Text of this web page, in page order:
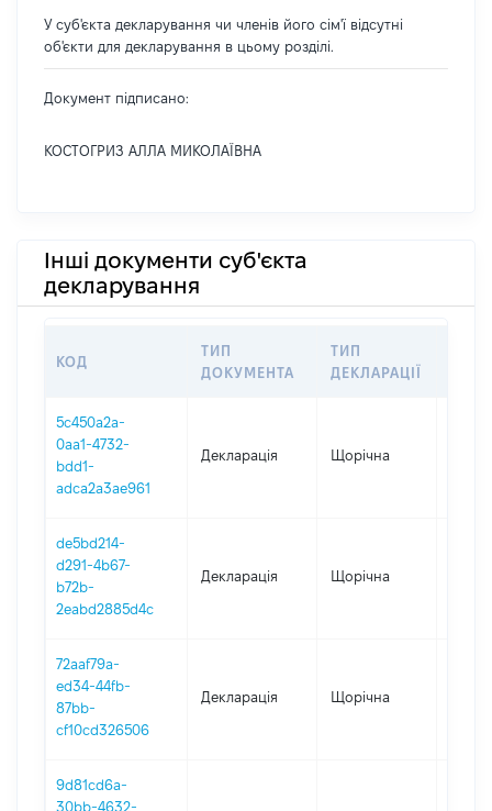
У суб'єкта декларування чи членів його сім'ї відсутні
об'єкти для декларування в цьому розділі.
Документ підписано:
КОСТОГРИЗ АЛЛА МИКОЛАЇВНА
Інші документи суб'єкта
декларування
КОД
ТИП
ДОКУМЕНТА
ТИП
ДЕКЛАРАЦІЇ
5c450a2a-
0aa1-4732-
bdd1-
adca2a3ae961
Декларація Щорічна
de5bd214-
d291-4b67-
b72b-
2eabd2885d4c
Декларація Щорічна
72aaf79a-
ed34-44fb-
87bb-
cf10cd326506
Декларація Щорічна
9d81cd6a-
30bb-4632-